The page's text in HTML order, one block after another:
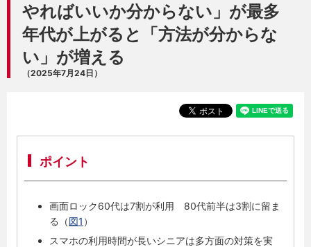
やればいいか分からない」が最多
年代が上がると「方法が分からな
い」が増える
（2025年7月24日）
ポイント
画面ロック60代は7割が利用 80代前半は3割に留ま
る（図1 ）
スマホの利用時間が長いシニアは多方面の対策を実